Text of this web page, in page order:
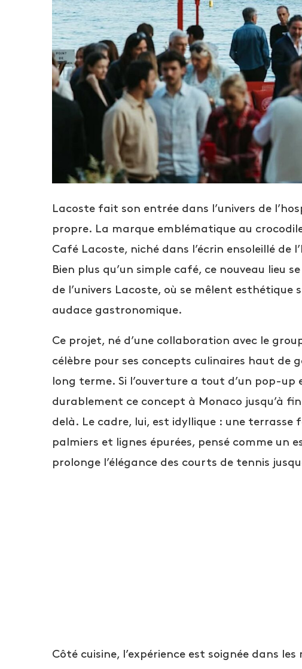
Lacoste fait son entrée dans l’univers de
propre. La marque emblématique au
Café Lacoste, niché dans l’écrin ensoleillé de
Bien plus qu’un simple café, ce nouveau lieu
de l’univers Lacoste, où se mêlent
audace gastronomique.
Ce projet, né d’une collaboration avec le
célèbre pour ses concepts culinaires haut de
long terme. Si l’ouverture a tout d’un pop-
durablement ce concept à Monaco jusqu’à
delà. Le cadre, lui, est idyllique : une terrasse
palmiers et lignes épurées, pensé comme un
prolonge l’élégance des courts de tennis
Côté cuisine, l’expérience est soignée dans